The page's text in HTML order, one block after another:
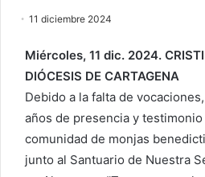
11 diciembre 2024
Miércoles, 11 dic. 2024.
DIÓCESIS DE CARTAGENA
Debido a la falta de
años de presencia y
comunidad de monjas
junto al Santuario de Nuestra